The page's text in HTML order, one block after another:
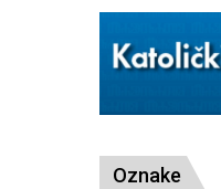
Oznake